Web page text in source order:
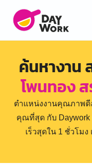
ค้นหางาน
โพนทอง
ตำแหน่งงานคุณภาพ
คุณที่สุด กับ
เร็วสุดใน 1 ชั่วโม